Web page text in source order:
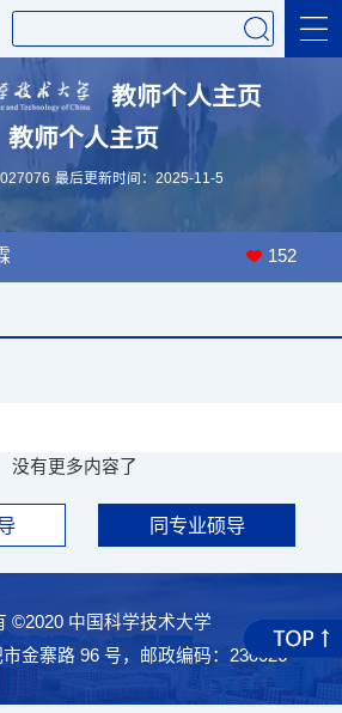
教师个人主页
教师个人主页
最后更新时间： 2025-11 -5
152
没有更多内容了
同专业硕导
©2020 中国科学技术大学
金寨路 96 号，邮政编码：230026